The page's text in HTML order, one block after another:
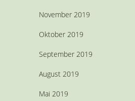
November 2019
Oktober 2019
September 2019
August 2019
Mai 2019